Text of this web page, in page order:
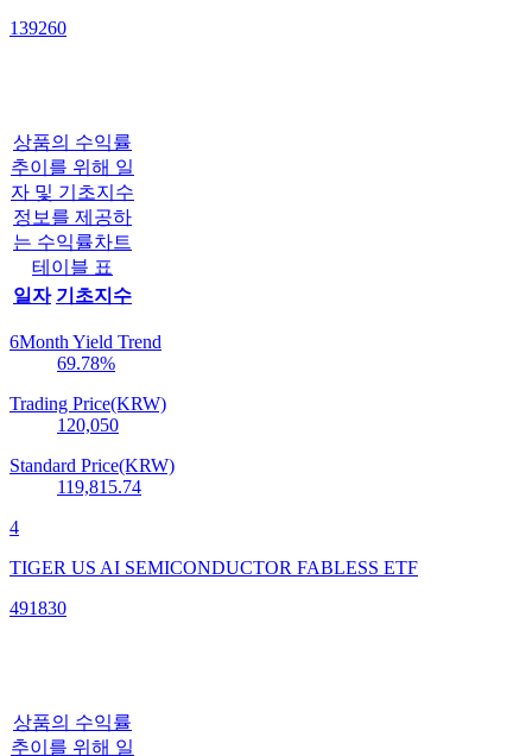
139260
상품의 수익률
추이를 위해 일
자 및 기초지수
정보를 제공하
는 수익률차트
테이블 표
일자 기초지수
6Month Yield Trend
69.78%
Trading Price(KRW)
120,050
Standard Price(KRW)
119,815.74
4
TIGER US AI SEMICONDUCTOR FABLESS ETF
491830
상품의 수익률
추이를 위해 일